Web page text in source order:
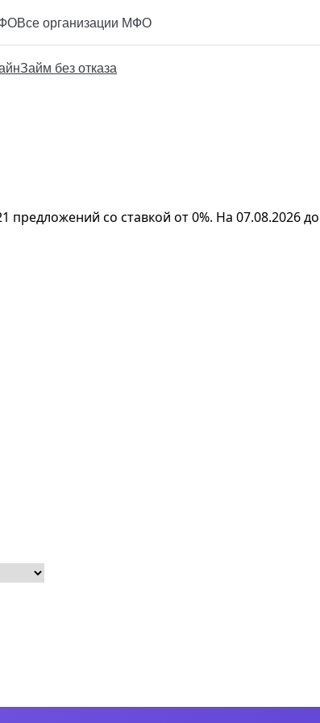
Все организации МФО
Займ без отказа
предложений со ставкой от 0%. На 07.08.2026